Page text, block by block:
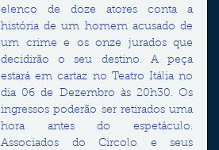
elenco de doze atores conta a
história de um homem acusado de
um crime e os onze jurados que
decidirão o seu destino. A peça
estará em cartaz no Teatro Itália no
dia 06 de Dezembro às 20h30. Os
ingressos poderão ser retirados uma
hora antes do espetáculo.
Associados do Circolo e seus